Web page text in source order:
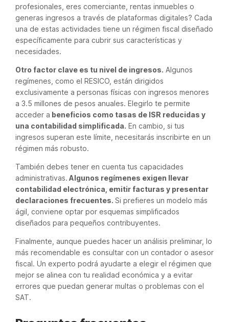
profesionales, eres comerciante, rentas inmuebles o
generas ingresos a través de plataformas digitales? Cada
una de estas actividades tiene un régimen fiscal diseñado
específicamente para cubrir sus características y
necesidades.
Otro factor clave es tu nivel de ingresos. Algunos
regímenes, como el RESICO, están dirigidos
exclusivamente a personas físicas con ingresos menores
a 3.5 millones de pesos anuales. Elegirlo te permite
acceder a beneficios como tasas de ISR reducidas y
una contabilidad simplificada. En cambio, si tus
ingresos superan este límite, necesitarás inscribirte en un
régimen más robusto.
También debes tener en cuenta tus capacidades
administrativas. Algunos regímenes exigen llevar
contabilidad electrónica, emitir facturas y presentar
declaraciones frecuentes. Si prefieres un modelo más
ágil, conviene optar por esquemas simplificados
diseñados para pequeños contribuyentes.
Finalmente, aunque puedes hacer un análisis preliminar, lo
más recomendable es consultar con un contador o asesor
fiscal. Un experto podrá ayudarte a elegir el régimen que
mejor se alinea con tu realidad económica y a evitar
errores que puedan generar multas o problemas con el
SAT.